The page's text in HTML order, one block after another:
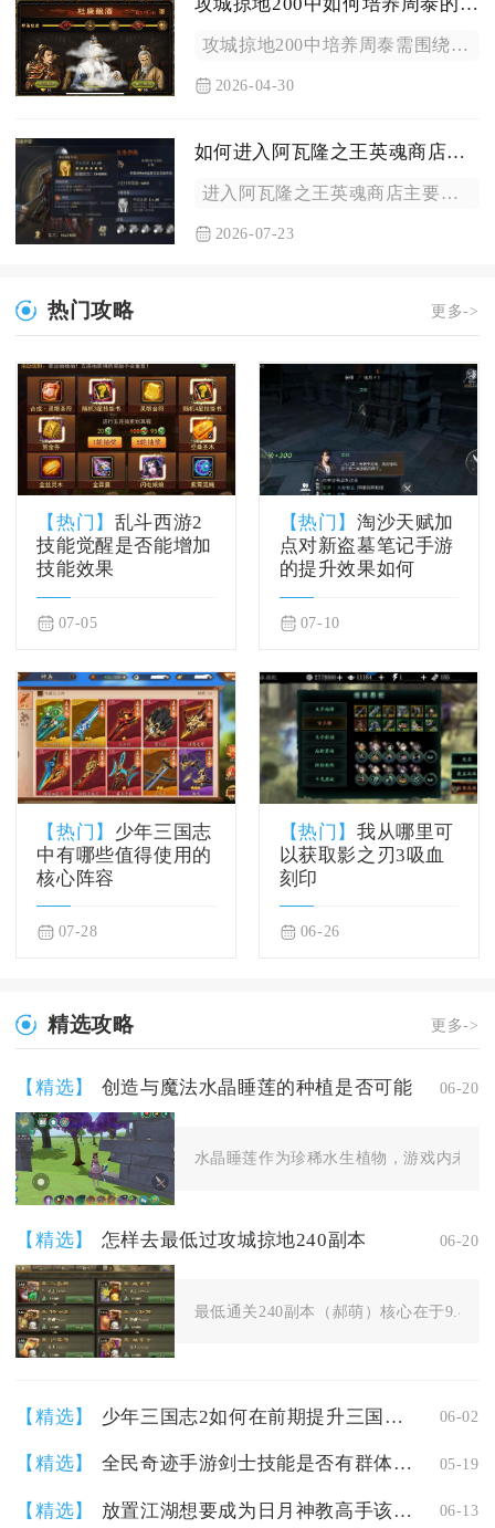
攻城掠地200中培养周泰需围绕纯肉搏核心定位，以高生存、强承...
2026-04-30
如何进入阿瓦隆之王英魂商店完成购买
进入阿瓦隆之王英魂商店主要依靠英雄面板的碎片分解入口，分解闲...
2026-07-23
热门攻略 更多->
【热门】 乱斗西游2
技能觉醒是否能增加
技能效果
07-05
【热门】淘沙天赋加
点对新盗墓笔记手游
的提升效果如何
07-10
【热门】 少年三国志
中有哪些值得使用的
核心阵容
07-28
【热门】我从哪里可
以获取影之刃3吸血
刻印
06-26
精选攻略 更多->
【精选】 创造与魔法水晶睡莲的种植是否可能 06-20
水晶睡莲作为珍稀水生植物，游戏内未开
【精选】 怎样去最低过攻城掠地240副本 06-20
最低通关240副本（郝萌）核心在于9.4珍
【精选】 少年三国志2如何在前期提升三国武将的品质和等级 06-02
【精选】 全民奇迹手游剑士技能是否有群体攻击能力 05-19
【精选】 放置江湖想要成为日月神教高手该如何开始 06-13